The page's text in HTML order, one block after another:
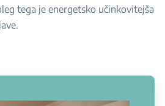
tega je energetsko učinkovitejša